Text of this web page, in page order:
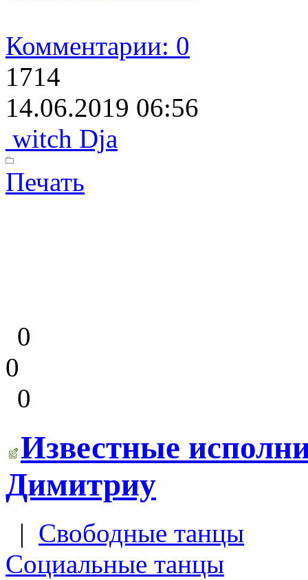
Комментарии: 0
1714
14.06.2019 06:56
witch Dja
Печать
0
0
0
Известные
Димитриу
| Свободные танцы
Социальные танцы